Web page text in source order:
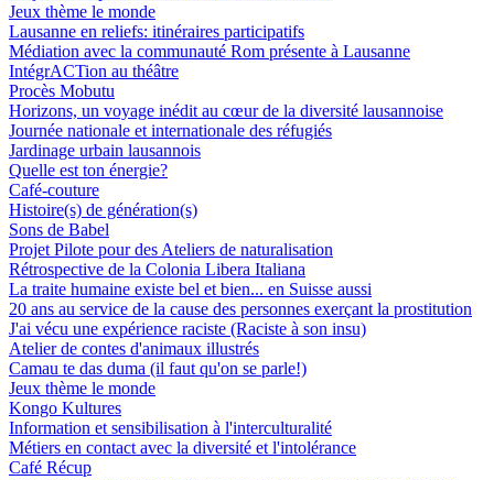
Jeux thème le monde
Lausanne en reliefs: itinéraires participatifs
Médiation avec la communauté Rom présente à Lausanne
IntégrACTion au théâtre
Procès Mobutu
Horizons, un voyage inédit au cœur de la diversité lausannoise
Journée nationale et internationale des réfugiés
Jardinage urbain lausannois
Quelle est ton énergie?
Café-couture
Histoire(s) de génération(s)
Sons de Babel
Projet Pilote pour des Ateliers de naturalisation
Rétrospective de la Colonia Libera Italiana
La traite humaine existe bel et bien... en Suisse aussi
20 ans au service de la cause des personnes exerçant la prostitution
J'ai vécu une expérience raciste (Raciste à son insu)
Atelier de contes d'animaux illustrés
Camau te das duma (il faut qu'on se parle!)
Jeux thème le monde
Kongo Kultures
Information et sensibilisation à l'interculturalité
Métiers en contact avec la diversité et l'intolérance
Café Récup